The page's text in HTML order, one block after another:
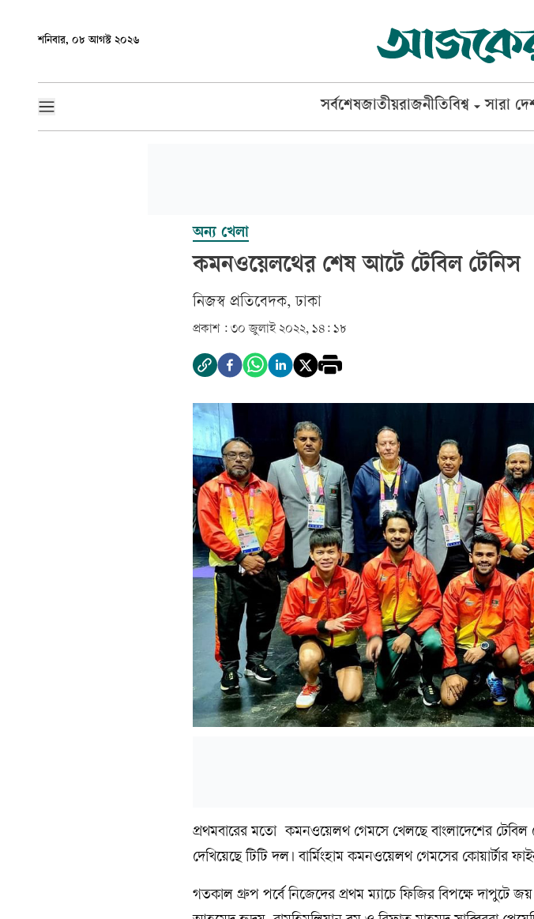
শনিবার, ০৮ আগস্ট ২০২৬
সর্বশেষজাতীয়রাজনীতিবিশ্ব সারা
অন্য খেলা
কমনওয়েলথের শেষ আটে টেবিল টেনিস
নিজস্ব প্রতিবেদক, ঢাকা
প্রকাশ : ৩০ জুলাই ২০২২, ১৪: ১৮
প্রথমবারের মতো কমনওয়েলথ গেমসে খেলছে বাংলাদেশের
দেখিয়েছে টিটি দল। বার্মিংহাম কমনওয়েলথ গেমসের কোয়ার্টার
গতকাল গ্রুপ পর্বে নিজেদের প্রথম ম্যাচে ফিজির বিপক্ষে দাপুটে